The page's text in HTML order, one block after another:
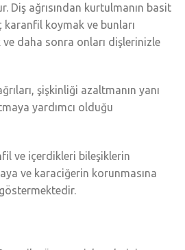
Diş ağrısından kurtulmanın basit
karanfil koymak ve bunları
daha sonra onları dişlerinizle
şişkinliği azaltmanın yanı
yardımcı olduğu
ve içerdikleri bileşiklerin
ve karaciğerin korunmasına